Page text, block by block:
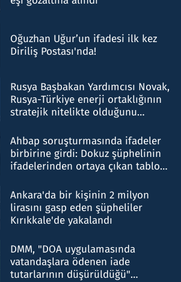
Oğuzhan Uğur’un ifadesi ilk kez
Diriliş Postası'nda!
Rusya Başbakan Yardımcısı Novak,
Rusya-Türkiye enerji ortaklığının
stratejik nitelikte olduğunu
Ahbap soruşturmasında ifadeler
birbirine girdi: Dokuz şüphelinin
ifadelerinden ortaya çıkan tablo
Ankara'da bir kişinin 2 milyon
lirasını gasp eden şüpheliler
Kırıkkale'de yakalandı
DMM, "DOA uygulamasında
vatandaşlara ödenen iade
tutarlarının düşürüldüğü"